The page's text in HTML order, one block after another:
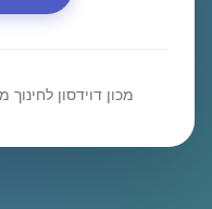
מכון דוידסון